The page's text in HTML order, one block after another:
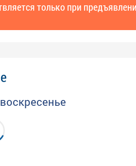
только при
воскресенье